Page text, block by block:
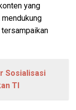
yang
Sosialisasi
TI